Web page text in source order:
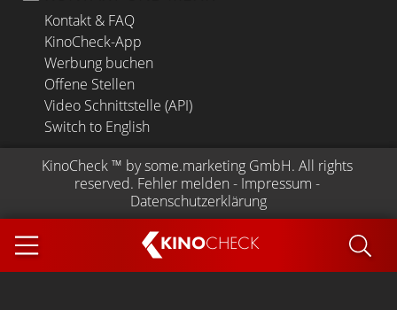
KINOCHECK
Kontakt & FAQ
KinoCheck-App
Werbung buchen
Offene Stellen
Video Schnittstelle (API)
Switch to English
KinoCheck ™ by some.marketing GmbH. All rights
reserved. Fehler melden - Impressum -
Datenschutzerklärung